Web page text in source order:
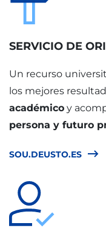
SERVICIO DE
Un recurso
los mejores
académico y
persona y futuro
SOU.DEUSTO.ES